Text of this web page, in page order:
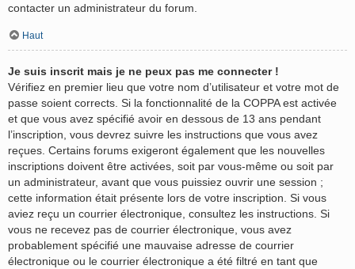
contacter un administrateur du forum.
Haut
Je suis inscrit mais je ne peux pas me connecter !
Vérifiez en premier lieu que votre nom d’utilisateur et votre mot de
passe soient corrects. Si la fonctionnalité de la COPPA est activée
et que vous avez spécifié avoir en dessous de 13 ans pendant
l’inscription, vous devrez suivre les instructions que vous avez
reçues. Certains forums exigeront également que les nouvelles
inscriptions doivent être activées, soit par vous-même ou soit par
un administrateur, avant que vous puissiez ouvrir une session ;
cette information était présente lors de votre inscription. Si vous
aviez reçu un courrier électronique, consultez les instructions. Si
vous ne recevez pas de courrier électronique, vous avez
probablement spécifié une mauvaise adresse de courrier
électronique ou le courrier électronique a été filtré en tant que